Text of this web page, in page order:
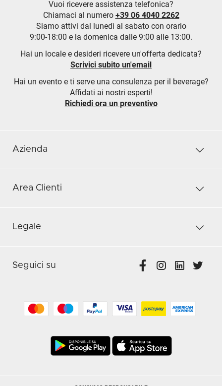
Vuoi ricevere assistenza telefonica?
Chiamaci al numero +39 06 4040 2262
Siamo attivi dal lunedì al sabato con orario
9:00-18:00 e la domenica dalle 9:00 alle 13:00.
Hai un locale e desideri ricevere un'offerta dedicata?
Scrivici subito un'email
Hai un evento e ti serve una consulenza per il beverage?
Affidati ai nostri esperti!
Richiedi ora un preventivo
Azienda
Area Clienti
Legale
Seguici su